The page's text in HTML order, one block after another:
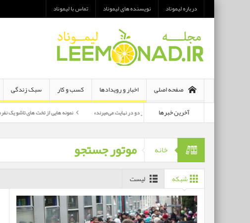
درباره لیموناد نویسنده های لیموناد تماس با لیموناد
صفحه اصلی اخبار و رویدادها کسب و کار سبک زندگی
آخرین خبرها
معرفی رمان «هر دو در نهایت می‌میرند» نمونه هایی از تخت های تاشو یک نفره و دو نفره
خانه موتور جستجو
شبکه لیست